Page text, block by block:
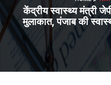
केंद्रीय स्वास्थ्य मंत्री
मुलाकात, पंजाब की